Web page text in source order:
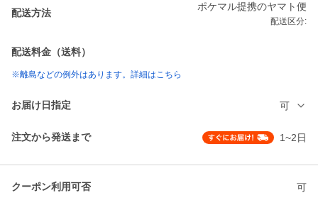
配送方法
ポケマル提携のヤマト便
配送区分:
配送料金（送料）
※離島などの例外はあります。詳細はこちら
お届け日指定 可
注文から発送まで 1~2日
クーポン利用可否 可